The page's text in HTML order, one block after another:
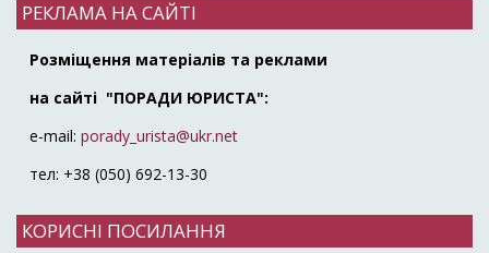
РЕКЛАМА НА САЙТІ
Розміщення матеріалів та реклами
на сайті "ПОРАДИ ЮРИСТА":
e-mail: porady_urista@ukr.net
тел: +38 (050) 692-13-30
КОРИСНІ ПОСИЛАННЯ